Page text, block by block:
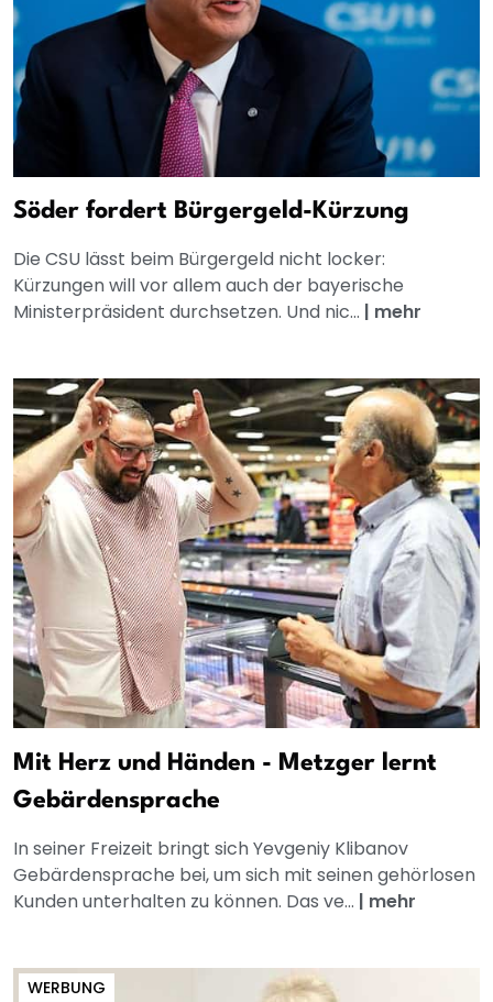
Söder fordert Bürgergeld-Kürzung
Die CSU lässt beim Bürgergeld nicht locker:
Kürzungen will vor allem auch der bayerische
Ministerpräsident durchsetzen. Und nic... | mehr
Mit Herz und Händen - Metzger lernt
Gebärdensprache
In seiner Freizeit bringt sich Yevgeniy Klibanov
Gebärdensprache bei, um sich mit seinen gehörlosen
Kunden unterhalten zu können. Das ve... | mehr
WERBUNG